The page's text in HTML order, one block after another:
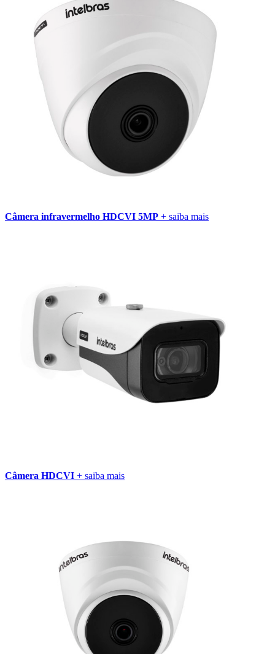
Câmera infravermelho HDCVI 5MP + saiba mais
Câmera HDCVI + saiba mais